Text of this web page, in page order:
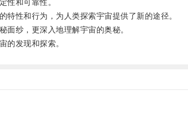
和可靠性。
性和行为，为人类探索宇宙提供了新的途径。
纱，更深入地理解宇宙的奥秘。
发现和探索。